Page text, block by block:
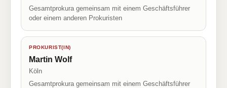
Gesamtprokura gemeinsam mit einem Geschäftsführer
oder einem anderen Prokuristen
PROKURIST(IN)
Martin Wolf
Köln
Gesamtprokura gemeinsam mit einem Geschäftsführer